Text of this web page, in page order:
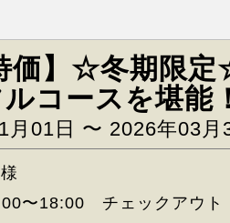
価】☆冬期限
コースを堪能
月01日 〜 2026年03月
〜18:00 チェックアウト